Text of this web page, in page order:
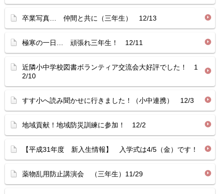
卒業写真… 仲間と共に（三年生） 12/13
極寒の一日… 頑張れ三年生！ 12/11
近隣小中学校図書ボランティア交流会大好評でした！ 1
2/10
すす小へ読み聞かせに行きました！（小中連携） 12/3
地域貢献！地域防災訓練に参加！ 12/2
【平成31年度 新入生情報】 入学式は4/5（金）です！
薬物乱用防止講演会 （三年生）11/29